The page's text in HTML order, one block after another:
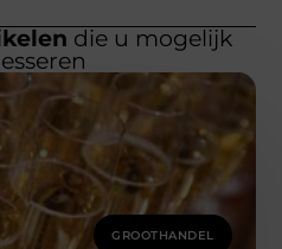
die u mogelijk
GROOTHANDEL